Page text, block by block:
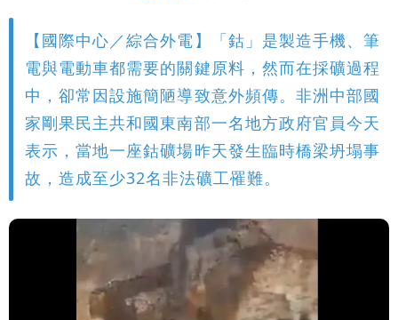
【國際中心／綜合外電】「鈷」是製造手機、筆
電與電動車都需要的關鍵原料，然而在採礦過程
中，卻常因設施簡陋導致意外頻傳。非洲中部國
家剛果民主共和國東南部一名地方政府官員今天
表示，當地一座鈷礦場昨天發生臨時橋梁坍塌事
故，造成至少32名非法礦工罹難。